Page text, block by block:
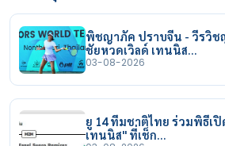
พิชญาภัค ปราบจีน - วีรวิช
ชัยหวดเวิลด์ เทนนิส…
03-08-2026
ยู 14 ทีมชาติไทย ร่วมพิธีเปิ
เทนนิส" ที่เช็ก…